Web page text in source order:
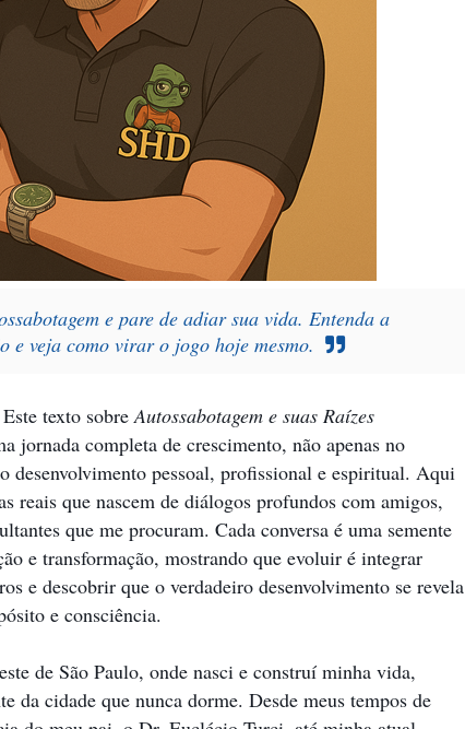
e pare de adiar sua vida. Entenda a
e veja como virar o jogo hoje mesmo.
Este texto sobreAutossabotagem e suas Raízes
jornada completa de crescimento, não apenas no
desenvolvimento pessoal, profissional e espiritual. Aqui
reais que nascem de diálogos profundos com amigos,
que me procuram. Cada conversa é uma semente
e transformação, mostrando que evoluir é integrar
e descobrir que o verdadeiro desenvolvimento se revela
e consciência.
de São Paulo, onde nasci e construí minha vida,
da cidade que nunca dorme. Desde meus tempos de